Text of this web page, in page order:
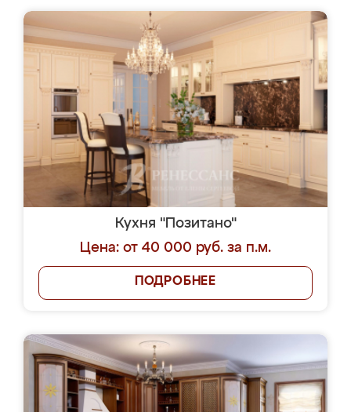
Кухня "Позитано"
Цена: от 40 000 руб. за п.м.
ПОДРОБНЕЕ